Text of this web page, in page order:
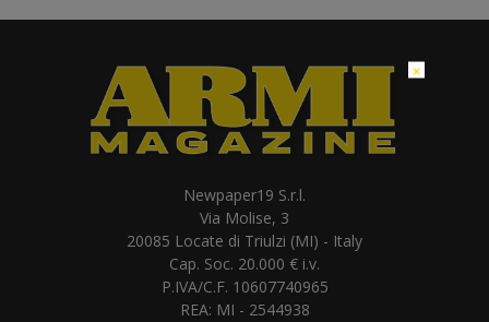
Newpaper19 S.r.l.
Via Molise, 3
20085 Locate di Triulzi (MI) - Italy
Cap. Soc. 20.000 € i.v.
P.IVA/C.F. 10607740965
REA: MI - 2544938
×